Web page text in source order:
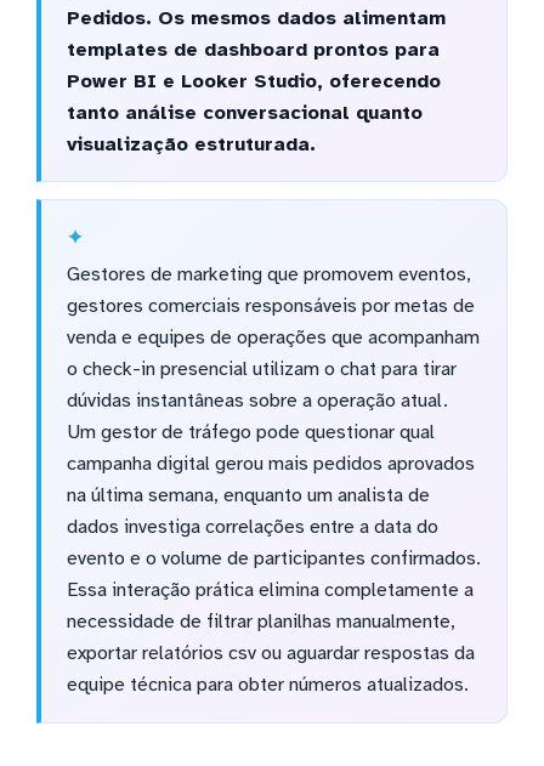
Pedidos. Os mesmos dados alimentam
templates de dashboard prontos para
Power BI e Looker Studio, oferecendo
tanto análise conversacional quanto
visualização estruturada.
Gestores de marketing que promovem eventos,
gestores comerciais responsáveis por metas de
venda e equipes de operações que acompanham
o check-in presencial utilizam o chat para tirar
dúvidas instantâneas sobre a operação atual.
Um gestor de tráfego pode questionar qual
campanha digital gerou mais pedidos aprovados
na última semana, enquanto um analista de
dados investiga correlações entre a data do
evento e o volume de participantes confirmados.
Essa interação prática elimina completamente a
necessidade de filtrar planilhas manualmente,
exportar relatórios csv ou aguardar respostas da
equipe técnica para obter números atualizados.